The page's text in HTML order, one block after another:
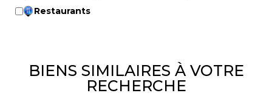
Restaurants
BIENS SIMILAIRES À VOTRE
RECHERCHE